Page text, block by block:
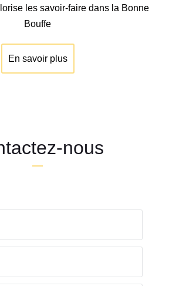
les savoir-faire dans la Bonne
Bouffe
En savoir plus
nous